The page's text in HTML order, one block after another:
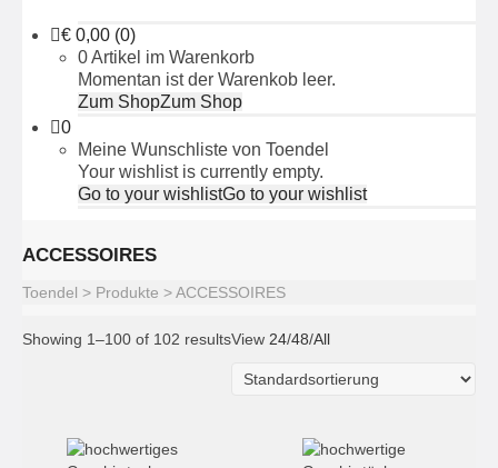
€ 0,00 (0)
0 Artikel im Warenkorb
Momentan ist der Warenkob leer.
Zum ShopZum Shop
0
Meine Wunschliste von Toendel
Your wishlist is currently empty.
Go to your wishlistGo to your wishlist
ACCESSOIRES
Toendel > Produkte >ACCESSOIRES
Showing 1–100 of 102 resultsView 24/48/All